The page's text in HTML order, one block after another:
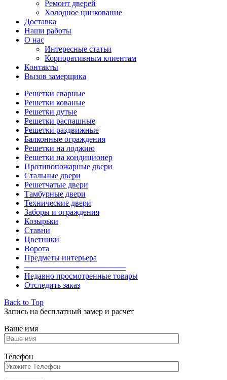
Ремонт дверей
Холодное цинкование
Доставка
Наши работы
О нас
Интересные статьи
Корпоративным клиентам
Контакты
Вызов замерщика
Решетки сварные
Решетки кованые
Решетки дутые
Решетки распашные
Решетки раздвижные
Балконные ограждения
Решетки на лоджию
Решетки на кондиционер
Противопожарные двери
Стальные двери
Решетчатые двери
Тамбурные двери
Технические двери
Заборы и ограждения
Козырьки
Ставни
Цветники
Ворота
Предметы интерьера
————————————–
Недавно просмотренные товары
Отследить заказ
Back to Top
Запись на бесплатный замер и расчет
Ваше имя
Телефон